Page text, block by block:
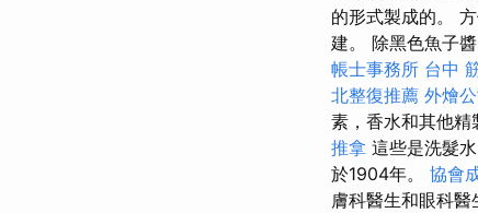
的形式製成的。
建。 除黑色魚子
帳士事務所 台中
北整復推薦 外燴
素，香水和其他精
推拿 這些是洗髮
於1904年。 協會
膚科醫生和眼科醫